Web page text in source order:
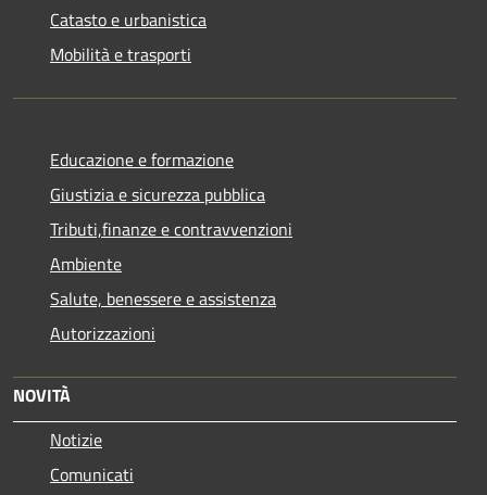
Catasto e urbanistica
Mobilità e trasporti
Educazione e formazione
Giustizia e sicurezza pubblica
Tributi,finanze e contravvenzioni
Ambiente
Salute, benessere e assistenza
Autorizzazioni
NOVITÀ
Notizie
Comunicati